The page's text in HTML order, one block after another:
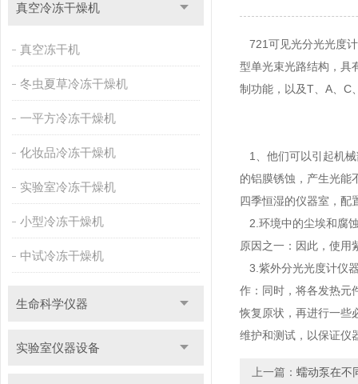
真空冷冻干燥机
真空冻干机
冬虫夏草冷冻干燥机
一平方冷冻干燥机
化妆品冷冻干燥机
实验室冷冻干燥机
小型冷冻干燥机
中试冷冻干燥机
生命科学仪器
实验室仪器设备
721可见光分光光度
型单光束光路结构，具
制功能，以及T、A、C
1、他们可以引起机械
的铝膜锈蚀，产生光能
四季恒湿的仪器室，配
2.环境中的尘埃和腐
原因之一： 因此，使用
3.紫外分光光度计仪
作： 同时，将各发热元
恢复原状，再进行一些
维护和测试，以保证仪
上一篇： 蠕动泵在不